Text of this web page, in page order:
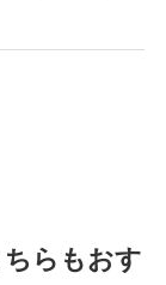
らもおす